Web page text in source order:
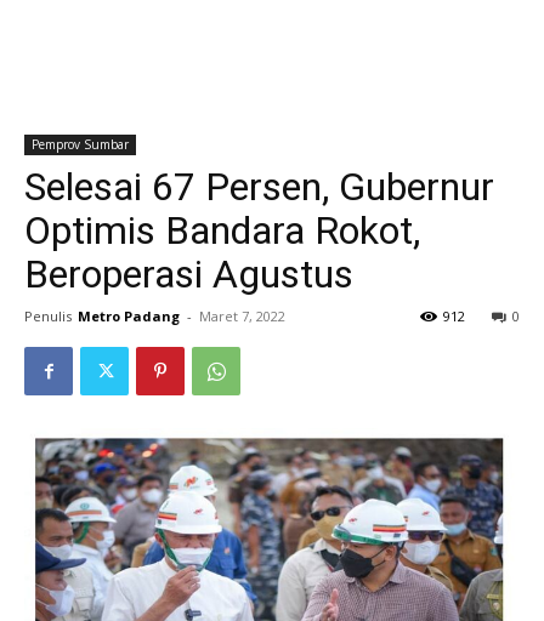
Pemprov Sumbar
Selesai 67 Persen, Gubernur
Optimis Bandara Rokot,
Beroperasi Agustus
Penulis Metro Padang - Maret 7, 2022 0
912